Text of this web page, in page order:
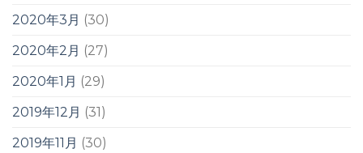
2020年3月 (30)
2020年2月 (27)
2020年1月 (29)
2019年12月 (31)
2019年11月 (30)